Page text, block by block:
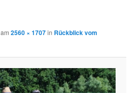
am2560 × 1707in Rückblick vom